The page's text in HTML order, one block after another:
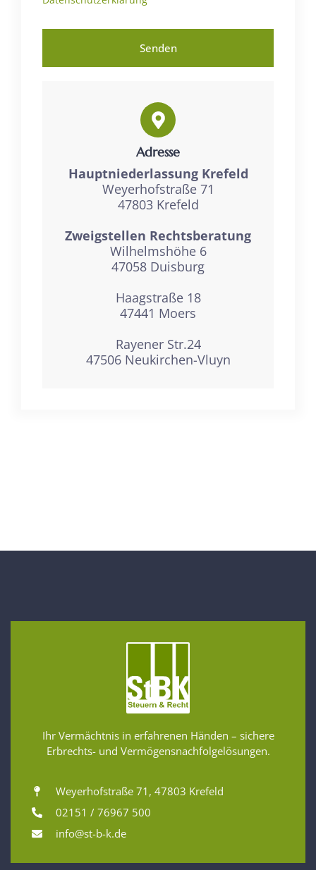
Senden
Adresse
Hauptniederlassung Krefeld
Weyerhofstraße 71
47803 Krefeld
Zweigstellen Rechtsberatung
Wilhelmshöhe 6
47058 Duisburg
Haagstraße 18
47441 Moers
Rayener Str.24
47506 Neukirchen-Vluyn
Ihr Vermächtnis in erfahrenen Händen – sichere
Erbrechts- und Vermögensnachfolgelösungen.
Weyerhofstraße 71, 47803 Krefeld
02151 / 76967 500
info@st-b-k.de